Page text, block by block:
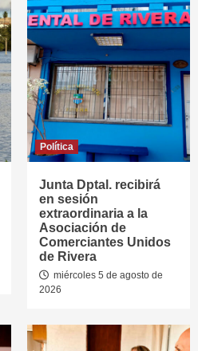
Política
Junta Dptal. recibirá
en sesión
extraordinaria a la
Asociación de
Comerciantes Unidos
de Rivera
miércoles 5 de agosto de
2026